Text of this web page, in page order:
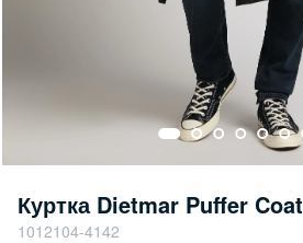
Куртка Dietmar Puffer Coat
1012104-4142